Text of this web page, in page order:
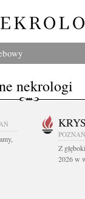
nekrologi
POZNAŃ
Z
2026 w